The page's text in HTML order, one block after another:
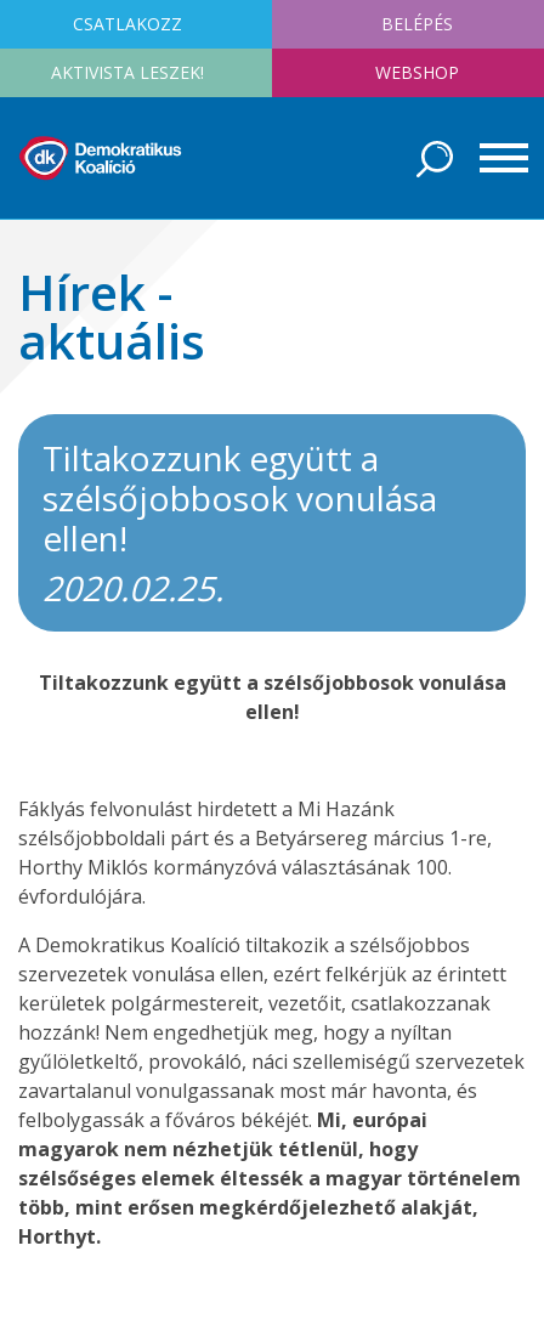
CSATLAKOZZ BELÉPÉS
AKTIVISTA LESZEK! WEBSHOP
Hírek -
aktuális
Tiltakozzunk együtt a
szélsőjobbosok vonulása
ellen!
2020.02.25.
Tiltakozzunk együtt a szélsőjobbosok vonulása
ellen!
Fáklyás felvonulást hirdetett a Mi Hazánk
szélsőjobboldali párt és a Betyársereg március 1-re,
Horthy Miklós kormányzóvá választásának 100.
évfordulójára.
A Demokratikus Koalíció tiltakozik a szélsőjobbos
szervezetek vonulása ellen, ezért felkérjük az érintett
kerületek polgármestereit, vezetőit, csatlakozzanak
hozzánk! Nem engedhetjük meg, hogy a nyíltan
gyűlöletkeltő, provokáló, náci szellemiségű szervezetek
zavartalanul vonulgassanak most már havonta, és
felbolygassák a főváros békéjét. Mi, európai
magyarok nem nézhetjük tétlenül, hogy
szélsőséges elemek éltessék a magyar történelem
több, mint erősen megkérdőjelezhető alakját,
Horthyt.